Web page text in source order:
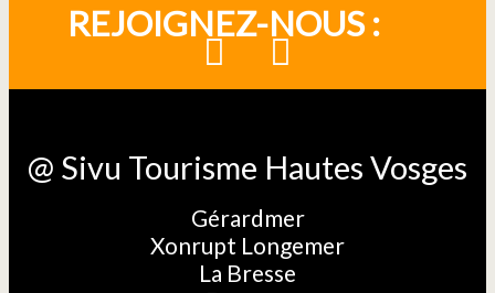
REJOIGNEZ-NOUS :
@ Sivu Tourisme Hautes Vosges
Gérardmer
Xonrupt Longemer
La Bresse